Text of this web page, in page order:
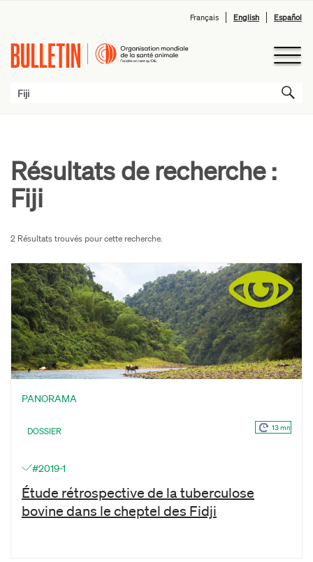
Français English Español
Résultats de recherche :
Fiji
2 Résultats trouvés pour cette recherche.
PANORAMA
DOSSIER 13 mn
#2019-1
Étude rétrospective de la tuberculose
bovine dans le cheptel des Fidji